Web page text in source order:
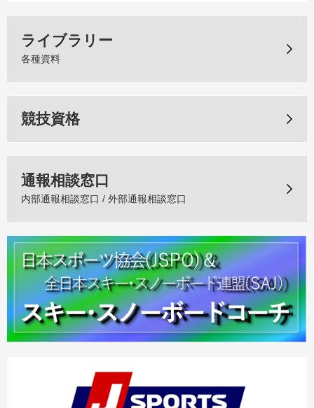
ライブラリー
各種資料
競技資格
通報相談窓口
内部通報相談窓口 / 外部通報相談窓口